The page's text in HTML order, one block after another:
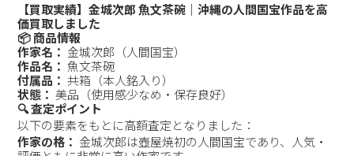
【買取実績】金城次郎 魚文茶碗｜沖縄の人間国宝作品を高
価買取しました
📦 商品情報
作家名： 金城次郎（人間国宝）
作品名： 魚文茶碗
付属品： 共箱（本人銘入り）
状態： 美品（使用感少なめ・保存良好）
🔍 査定ポイント
以下の要素をもとに高額査定となりました：
作家の格： 金城次郎は壺屋焼初の人間国宝であり、人気・